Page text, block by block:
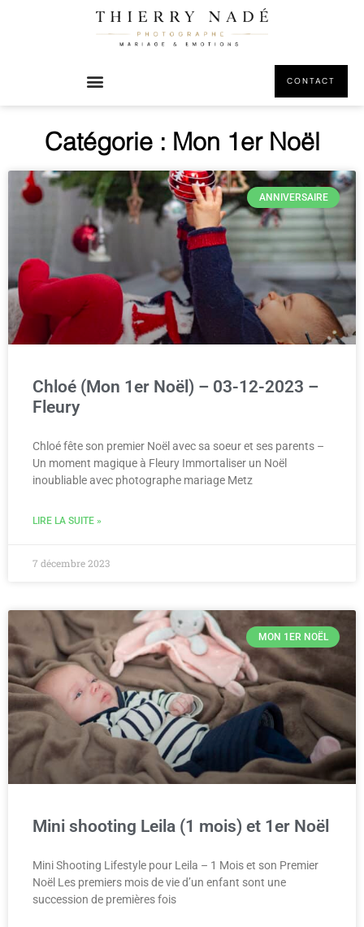
CONTACT
Catégorie : Mon 1er Noël
ANNIVERSAIRE
Chloé (Mon 1er Noël) – 03-12-2023 –
Fleury
Chloé fête son premier Noël avec sa soeur et ses parents –
Un moment magique à Fleury Immortaliser un Noël
inoubliable avec photographe mariage Metz
LIRE LA SUITE »
7 décembre 2023
MON 1ER NOËL
Mini shooting Leila (1 mois) et 1er Noël
Mini Shooting Lifestyle pour Leila – 1 Mois et son Premier
Noël Les premiers mois de vie d’un enfant sont une
succession de premières fois